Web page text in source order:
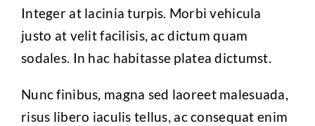
Integer at lacinia turpis. Morbi vehicula
justo at velit facilisis, ac dictum quam
sodales. In hac habitasse platea dictumst.
Nunc finibus, magna sed laoreet malesuada,
risus libero iaculis tellus, ac consequat enim